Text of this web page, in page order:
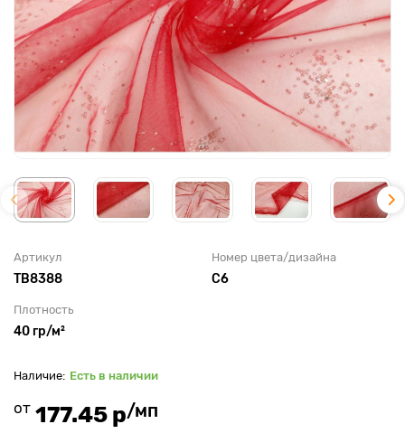
Артикул
TB8388
Номер цвета/дизайна
С6
Плотность
40 гр/м²
Есть в наличии
от 177.45 р/мп